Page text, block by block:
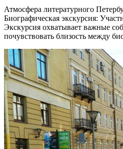
Атмосфера литературного
Биографическая экскурсия:
Экскурсия охватывает важные
почувствовать близость между